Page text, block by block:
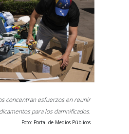
concentran esfuerzos en reunir
para los damnificados.
Foto: Portal de Medios Públicos